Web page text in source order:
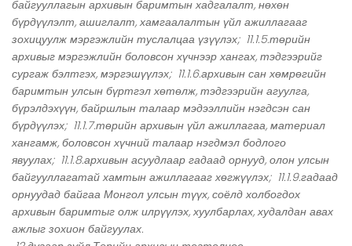
байгууллагын архивын баримтын хадгалалт, нөхөн
бүрдүүлэлт, ашиглалт, хамгаалалтын үйл ажиллагааг
зохицуулж мэргэжлийн туслалцаа үзүүлэх; 11.1.5.төрийн
архивыг мэргэжлийн боловсон хүчнээр хангах, тэдгээрийг
сургаж бэлтгэх, мэргэшүүлэх; 11.1.6.архивын сан хөмрөгийн
баримтын улсын бүртгэл хөтөлж, тэдгээрийн агуулга,
бүрэлдэхүүн, байршлын талаар мэдээллийн нэгдсэн сан
бүрдүүлэх; 11.1.7.төрийн архивын үйл ажиллагаа, материал
хангамж, боловсон хүчний талаар нэгдмэл бодлого
явуулах; 11.1.8.архивын асуудлаар гадаад орнууд, олон улсын
байгууллагатай хамтын ажиллагааг хөгжүүлэх; 11.1.9.гадаад
орнуудад байгаа Монгол улсын түүх, соёлд холбогдох
архивын баримтыг олж илрүүлэх, хуулбарлах, худалдан авах
ажлыг зохион байгуулах.